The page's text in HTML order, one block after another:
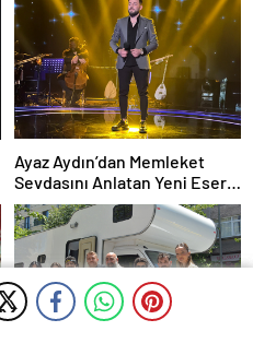
Ayaz Aydın’dan Memleket
Sevdasını Anlatan Yeni Eser:
“Biz Sivaslıyız”